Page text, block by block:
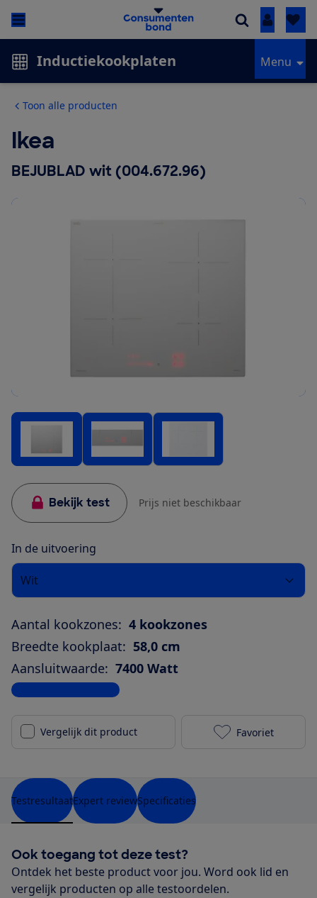
Inloggen
Inductiekookplaten Menu
Toon alle producten
Ikea
BEJUBLAD wit (004.672.96)
Bekijk test Prijs niet beschikbaar
In de uitvoering
Wit
Aantal kookzones: 4 kookzones
Breedte kookplaat: 58,0 cm
Aansluitwaarde: 7400 Watt
Bekijk alle specificaties
Vergelijk dit product Ikea
Favoriet
TestresultaatExpert reviewSpecificaties
Ook toegang tot deze test?
Ontdek het beste product voor jou. Word ook lid en
vergelijk producten op alle testoordelen.